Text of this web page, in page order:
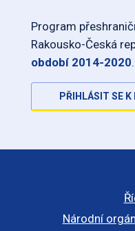
Program
Rakousko-Česká
období 2014-2020.
PŘIHLÁSIT SE
Národní